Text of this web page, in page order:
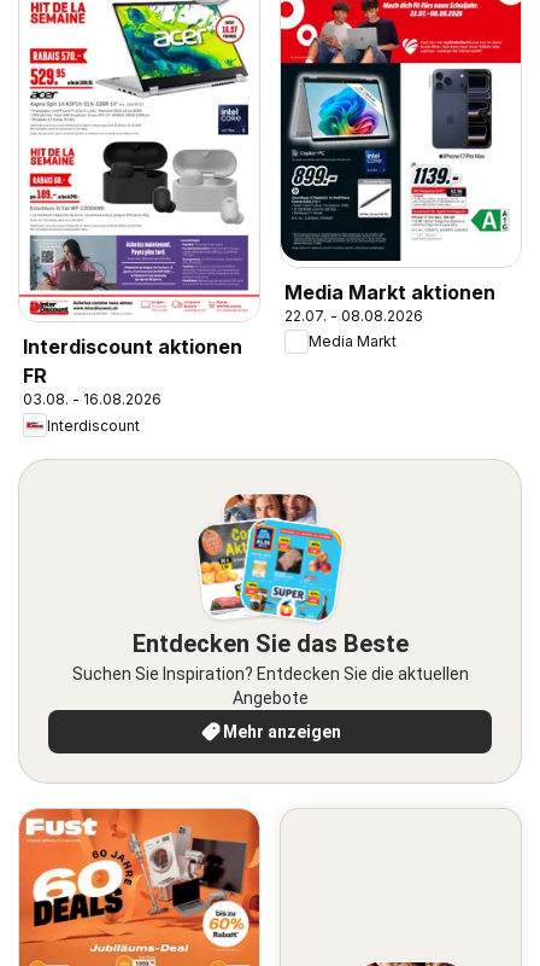
Interdiscount aktionen
FR
03.08. - 16.08.2026
Interdiscount
Media Markt aktionen
22.07. - 08.08.2026
Media Markt
Entdecken Sie das Beste
Suchen Sie Inspiration? Entdecken Sie die aktuellen
Angebote
Mehr anzeigen